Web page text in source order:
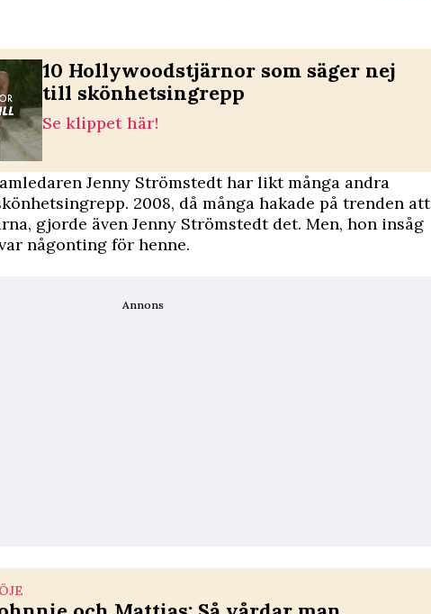
10 Hollywoodstjärnor som säger nej
till skönhetsingrepp
Se klippet här!
Jenny Strömstedt har likt många andra
2008, då många hakade på trenden att
gjorde även Jenny Strömstedt det. Men, hon insåg
någonting för henne.
Annons